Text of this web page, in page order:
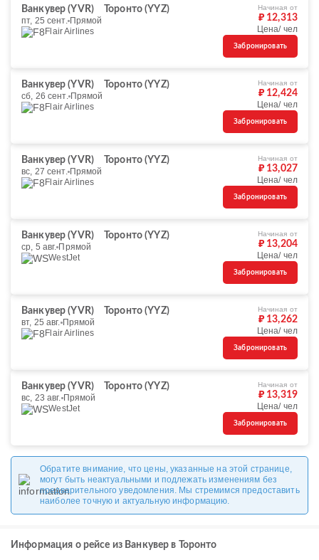
Ванкувер (YVR)
Торонто (YYZ)
пт, 25 сент. Прямой
Flair Airlines
Начиная от
₽ 12,313
Цена/ чел
Забронировать
Ванкувер (YVR)
Торонто (YYZ)
сб, 26 сент. Прямой
Flair Airlines
Начиная от
₽ 12,424
Цена/ чел
Забронировать
Ванкувер (YVR)
Торонто (YYZ)
вс, 27 сент. Прямой
Flair Airlines
Начиная от
₽ 13,027
Цена/ чел
Забронировать
Ванкувер (YVR)
Торонто (YYZ)
ср, 5 авг. Прямой
WestJet
Начиная от
₽ 13,204
Цена/ чел
Забронировать
Ванкувер (YVR)
Торонто (YYZ)
вт, 25 авг. Прямой
Flair Airlines
Начиная от
₽ 13,262
Цена/ чел
Забронировать
Ванкувер (YVR)
Торонто (YYZ)
вс, 23 авг. Прямой
WestJet
Начиная от
₽ 13,319
Цена/ чел
Забронировать
Обратите внимание, что цены, указанные на этой странице,
могут быть неактуальными и подлежать изменениям без
предварительного уведомления. Мы стремимся предоставить
наиболее точную и актуальную информацию.
Информация о рейсе из Ванкувер в Торонто